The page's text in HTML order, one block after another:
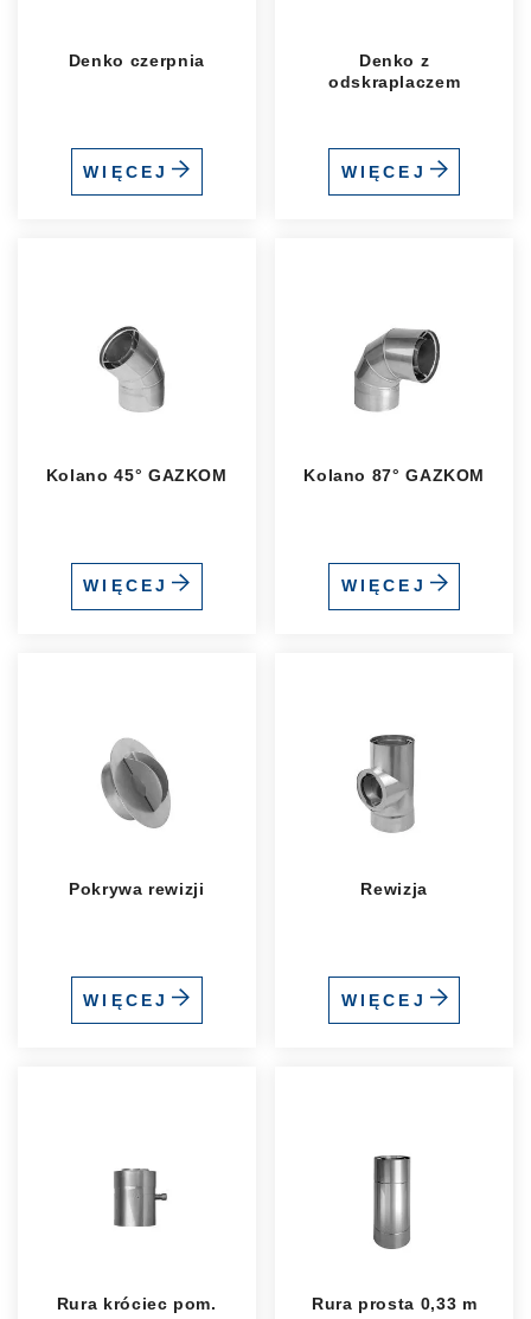
Denko czerpnia
WIĘCEJ
Denko z
odskraplaczem
WIĘCEJ
Kolano 45° GAZKOM
WIĘCEJ
Kolano 87° GAZKOM
WIĘCEJ
Pokrywa rewizji
WIĘCEJ
Rewizja
WIĘCEJ
Rura króciec pom.
Rura prosta 0,33 m